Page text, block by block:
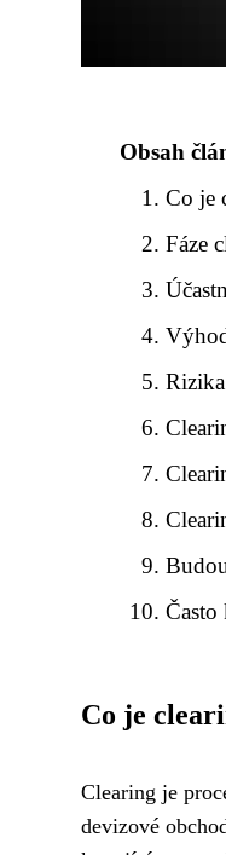
Obsah
Co je
Fáze
Často
Co je
Clearing je
devizové